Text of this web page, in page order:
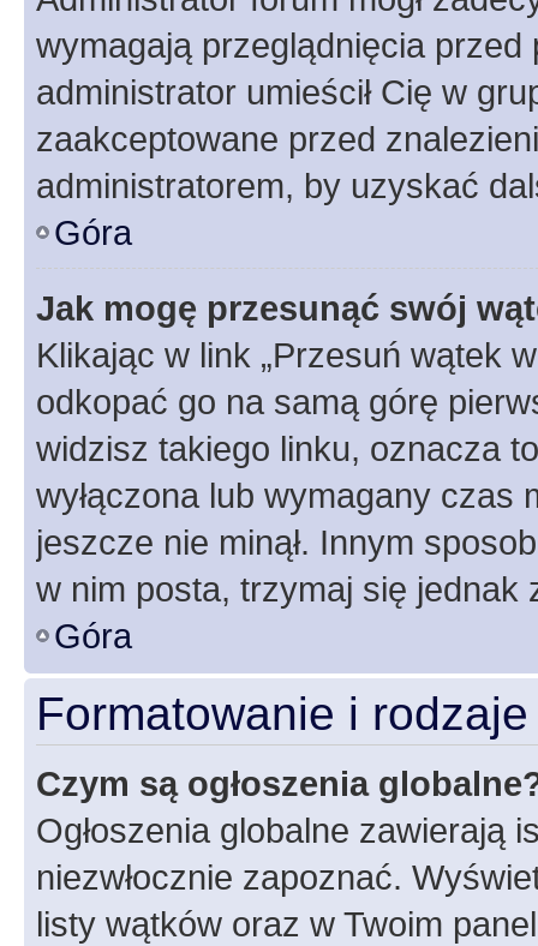
wymagają przeglądnięcia
administrator umieścił Cię w
zaakceptowane przed
administratorem, by uzyskać
Góra
Jak mogę przesunąć swój
Klikając w link „Przesuń wątek
odkopać go na samą górę
widzisz takiego linku, oznacza
wyłączona lub wymagany czas
jeszcze nie minął. Innym
w nim posta, trzymaj się jednak
Góra
Formatowanie i
Czym są ogłoszenia
Ogłoszenia globalne zawierają
niezwłocznie zapoznać.
listy wątków oraz w Twoim